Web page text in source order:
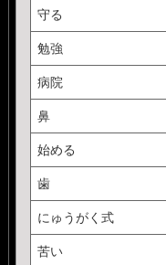
守る
勉強
病院
鼻
始める
歯
にゅうがく式
苦い